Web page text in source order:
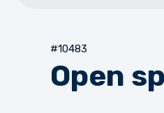
#10483
Open